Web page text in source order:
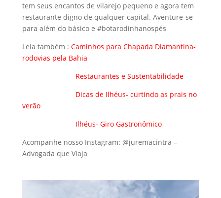
Restaurantes e Sustentabilidade
Dicas de Ilhéus- curtindo as prais no
Ilhéus- Giro Gastronômico
Acompanhe nosso Instagram: @juremacintra –